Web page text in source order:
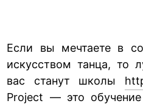
Если вы мечтаете в
искусством танца, то
вас станут школы
Project — это